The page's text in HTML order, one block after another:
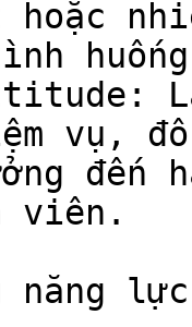
hoặc
vụ,
viên.
năng